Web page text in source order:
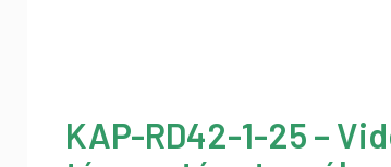
KAP-RD42-1-25 –